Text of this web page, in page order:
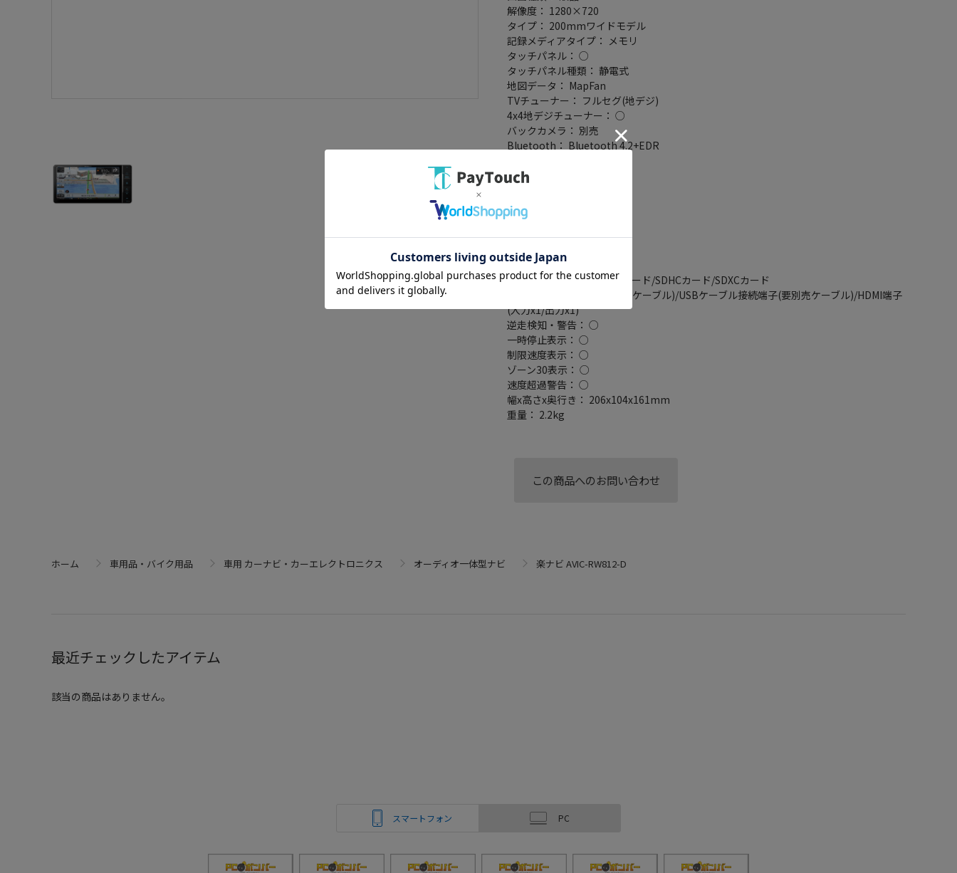
解像度： 1280×720
タイプ： 200mmワイドモデル
記録メディアタイプ： メモリ
タッチパネル： ○
タッチパネル種類： 静電式
地図データ： MapFan
TVチューナー： フルセグ(地デジ)
4x4地デジチューナー： ○
バックカメラ： 別売
Bluetooth： Bluetooth 4.2+EDR
ワイドFM： ○
VICSWIDE： ○
VICS： ○
スマートIC考慮検索： ○
ミラーリング対応： ○
搭載プレーヤー： DVD/CD
外部メモリスロット： SDカード/SDHCカード/SDXCカード
接続端子： USB端子(要別売ケーブル)/USBケーブル接続端子(要別売ケーブル)/HDMI端子
(入力x1/出力x1)
逆走検知・警告： ○
一時停止表示： ○
制限速度表示： ○
ゾーン30表示： ○
速度超過警告： ○
幅x高さx奥行き： 206x104x161mm
重量： 2.2kg
この商品へのお問い合わせ
ホーム 車用品・バイク用品 車用 カーナビ・カーエレクトロニクス オーディオ一体型ナビ 楽ナビ AVIC-RW812-D
最近チェックしたアイテム
該当の商品はありません。
スマートフォン PC